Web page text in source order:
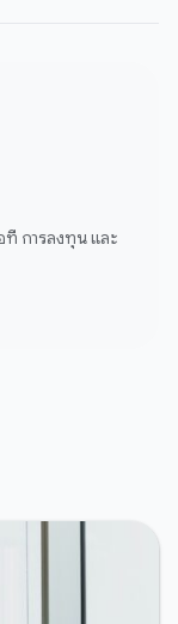
ที การลงทุน และ